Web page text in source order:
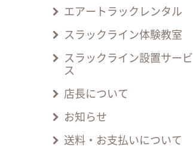
エアートラックレンタル
スラックライン体験教室
スラックライン設置サービ
ス
店長について
お知らせ
送料・お支払いについて